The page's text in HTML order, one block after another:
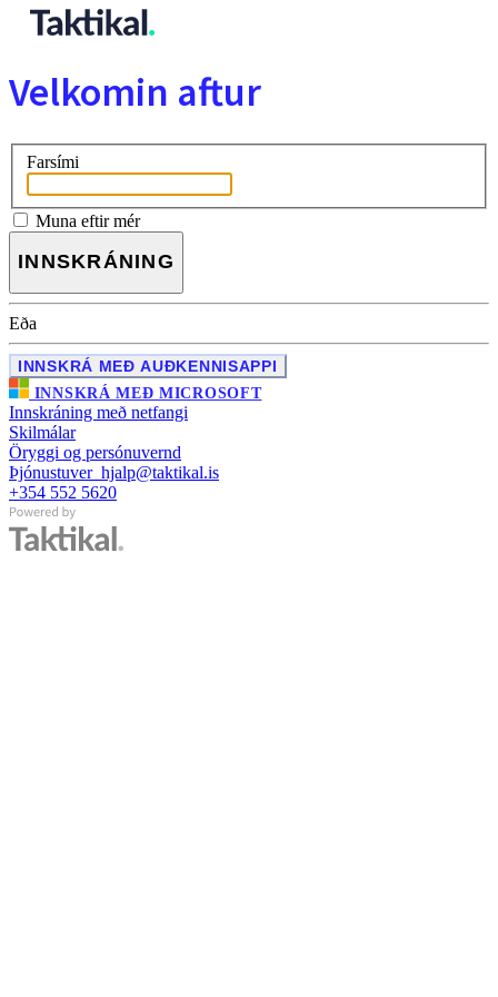
Velkomin aftur
Farsími
Muna eftir mér
INNSKRÁNING
Eða
INNSKRÁ MEÐ AUÐKENNISAPPI
INNSKRÁ MEÐ MICROSOFT
Innskráning með netfangi
Skilmálar
Öryggi og persónuvernd
Þjónustuverhjalp@taktikal.is
+354 552 5620